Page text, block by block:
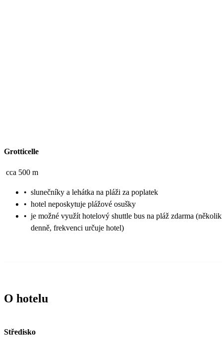
Grotticelle
cca 500 m
• slunečníky a lehátka na pláži za poplatek
• hotel neposkytuje plážové osušky
• je možné využít hotelový shuttle bus na pláž zdarma
denně, frekvenci určuje hotel)
O hotelu
Středisko